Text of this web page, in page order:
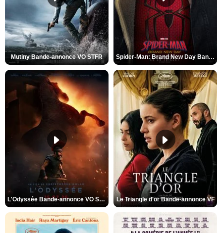
Mutiny Bande-annonce VO STFR Spider-Man: Brand New Day Bande-annonce VO STFR
L'Odyssée Bande-annonce VO STFR Le Triangle d'or Bande-annonce VF